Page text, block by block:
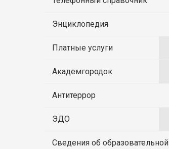
Энциклопедия
Платные услуги
Академгородок
Антитеррор
ЭДО
Сведения об образовательной